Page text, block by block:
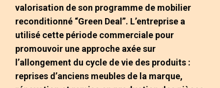
valorisation de son programme de mobilier
reconditionné “Green Deal”. L’entreprise a
utilisé cette période commerciale pour
promouvoir une approche axée sur
l’allongement du cycle de vie des produits :
reprises d’anciens meubles de la marque,